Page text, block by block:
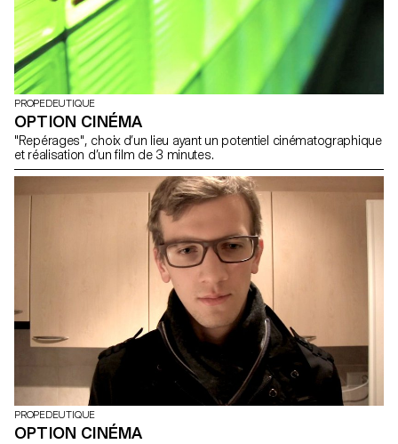
PROPEDEUTIQUE
OPTION CINÉMA
"Repérages", choix d’un lieu ayant un potentiel cinématographique
et réalisation d’un film de 3 minutes.
PROPEDEUTIQUE
OPTION CINÉMA